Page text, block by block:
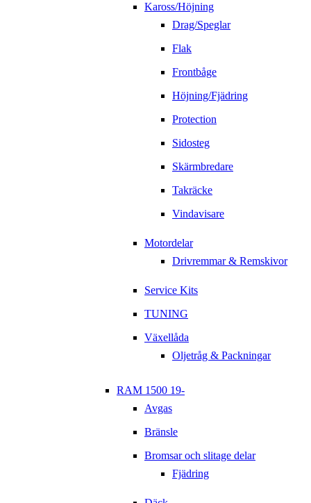
Kaross/Höjning
Drag/Speglar
Flak
Frontbåge
Höjning/Fjädring
Protection
Sidosteg
Skärmbredare
Takräcke
Vindavisare
Motordelar
Drivremmar & Remskivor
Service Kits
TUNING
Växellåda
Oljetråg & Packningar
RAM 1500 19-
Avgas
Bränsle
Bromsar och slitage delar
Fjädring